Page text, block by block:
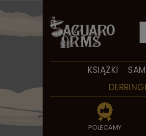
KSIĄŻKI
POLECAMY